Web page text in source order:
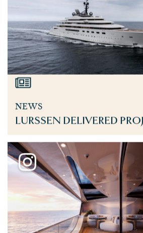
NEWS
LURSSEN DELIVERED